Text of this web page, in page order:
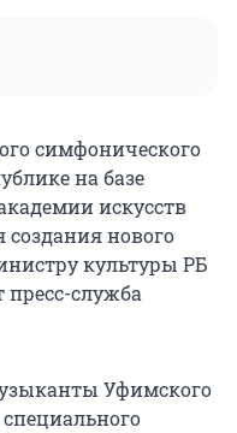
симфонического
на базе
искусств
нового
культуры РБ
служба
Уфимского